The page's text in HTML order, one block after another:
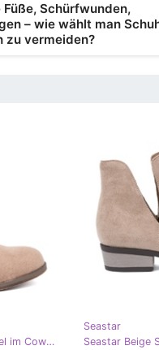
Füße, Schürfwunden,
– wie wählt man
zu vermeiden?
Seastar Beige Openwork -Stiefel im Cowboy -Stil
Seastar
Seastar Beige